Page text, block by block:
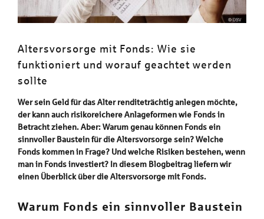
Altersvorsorge mit Fonds: Wie sie
funktioniert und worauf geachtet werden
sollte
Wer sein Geld für das Alter renditeträchtig anlegen möchte,
der kann auch risikoreichere Anlageformen wie Fonds in
Betracht ziehen. Aber: Warum genau können Fonds ein
sinnvoller Baustein für die Altersvorsorge sein? Welche
Fonds kommen in Frage? Und welche Risiken bestehen, wenn
man in Fonds investiert? In diesem Blogbeitrag liefern wir
einen Überblick über die Altersvorsorge mit Fonds.
Warum Fonds ein sinnvoller Baustein